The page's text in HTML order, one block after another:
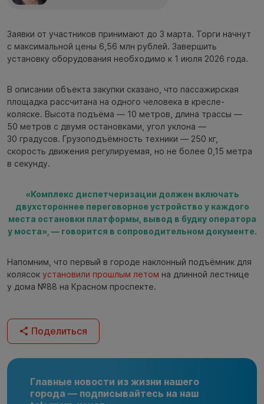
Заявки от участников принимают до 3 марта. Торги начнут
с максимальной цены 6,56 млн рублей. Завершить
установку оборудования необходимо к 1 июля 2026 года.
В описании объекта закупки сказано, что пассажирская
площадка рассчитана на одного человека в кресле-
коляске. Высота подъёма — 10 метров, длина трассы —
50 метров с двумя остановками, угол уклона —
30 градусов. Грузоподъёмность техники — 250 кг,
скорость движения регулируемая, но не более 0,15 метра
в секунду.
«Комплекс диспетчеризации должен включать
двухстороннее переговорное устройство у каждого
места остановки платформы, вывод в будку оператора
у моста», — говорится в сопроводительном документе.
Напомним, что первый в городе наклонный подъёмник для
колясок установили прошлым летом на длинной лестнице
у дома №88 на Красном проспекте.
Поделиться
Главные новости из жизни нашего
города — подписывайтесь на наш